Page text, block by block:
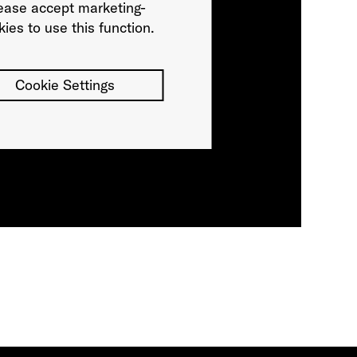
accept marketing-
to use this function.
Cookie Settings